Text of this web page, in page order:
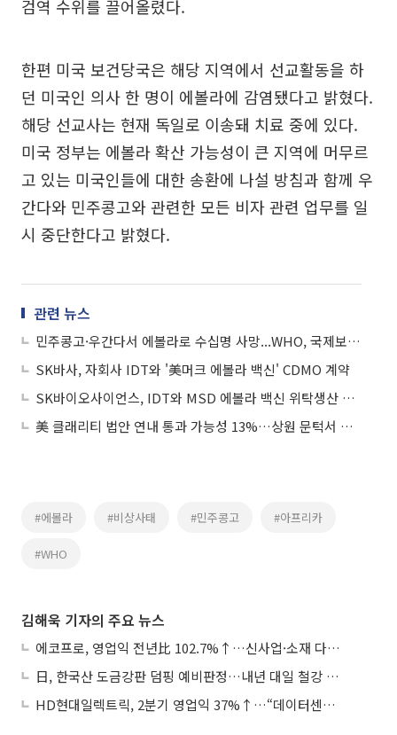
검역 수위를 끌어올렸다.
한편 미국 보건당국은 해당 지역에서 선교활동을 하
던 미국인 의사 한 명이 에볼라에 감염됐다고 밝혔다.
해당 선교사는 현재 독일로 이송돼 치료 중에 있다.
미국 정부는 에볼라 확산 가능성이 큰 지역에 머무르
고 있는 미국인들에 대한 송환에 나설 방침과 함께 우
간다와 민주콩고와 관련한 모든 비자 관련 업무를 일
시 중단한다고 밝혔다.
관련 뉴스
민주콩고·우간다서 에볼라로 수십명 사망...WHO, 국제보건 비상사태 선포
SK바사, 자회사 IDT와 '美머크 에볼라 백신' CDMO 계약
SK바이오사이언스, IDT와 MSD 에볼라 백신 위탁생산 계약
美 클래리티 법안 연내 통과 가능성 13%…상원 문턱서 제동
#에볼라 #비상사태 #민주콩고 #아프리카
#WHO
김해욱 기자의 주요 뉴스
에코프로, 영업익 전년比 102.7%↑…신사업·소재 다각화 박차
日, 한국산 도금강판 덤핑 예비판정…내년 대일 철강 수출 ‘빨간불’
HD현대일렉트릭, 2분기 영업익 37%↑…“데이터센터 사업, 새로운 성장 축”